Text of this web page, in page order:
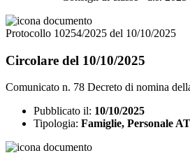
Protocollo 10254/2025 del 10/10/2025
Circolare del 10/10/2025
Comunicato n. 78 Decreto di nomina
Pubblicato il: 10/10/2025
Tipologia: Famiglie, Personale